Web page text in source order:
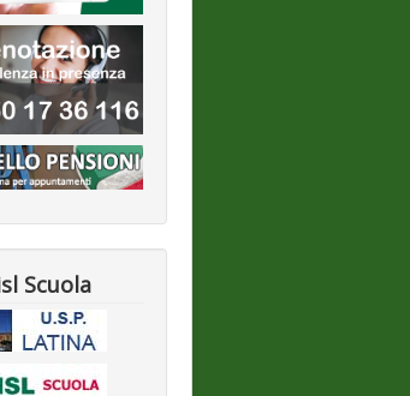
Scuola